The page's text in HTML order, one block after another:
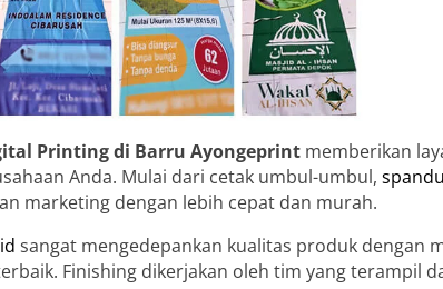
Printing di Barru Ayongeprint memberikan
Anda. Mulai dari cetak umbul-umbul,
marketing dengan lebih cepat dan murah.
sangat mengedepankan kualitas produk dengan
Finishing dikerjakan oleh tim yang terampil